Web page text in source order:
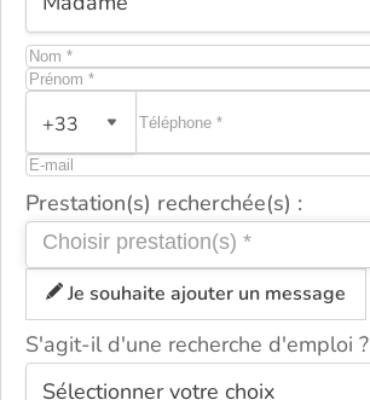
+33
Prestation(s) recherchée(s) :
Je souhaite ajouter un message
S'agit-il d'une recherche d'emploi ?
ou